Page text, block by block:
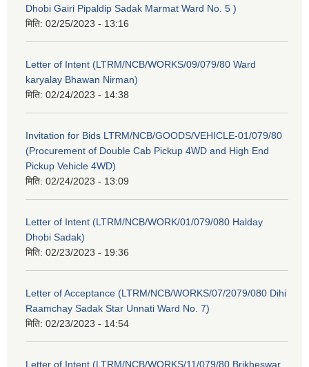
Dhobi Gairi Pipaldip Sadak Marmat Ward No. 5 )
मिति: 02/25/2023 - 13:16
Letter of Intent (LTRM/NCB/WORKS/09/079/80 Ward
karyalay Bhawan Nirman)
मिति: 02/24/2023 - 14:38
Invitation for Bids LTRM/NCB/GOODS/VEHICLE-01/079/80
(Procurement of Double Cab Pickup 4WD and High End
Pickup Vehicle 4WD)
मिति: 02/24/2023 - 13:09
Letter of Intent (LTRM/NCB/WORK/01/079/080 Halday
Dhobi Sadak)
मिति: 02/23/2023 - 19:36
Letter of Acceptance (LTRM/NCB/WORKS/07/2079/080 Dihi
Raamchay Sadak Star Unnati Ward No. 7)
मिति: 02/23/2023 - 14:54
Letter of Intent (LTRM/NCB/WORKS/11/079/80 Brikheswar